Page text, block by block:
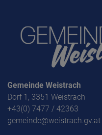
Gemeinde Weistrach
Dorf 1, 3351 Weistrach
+43(0) 7477 / 42363
gemeinde@weistrach.gv.at